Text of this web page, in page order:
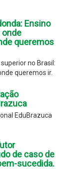
Ensino
onde
queremos
no Brasil:
queremos ir.
EduBrazuca
de caso de
sucedida.